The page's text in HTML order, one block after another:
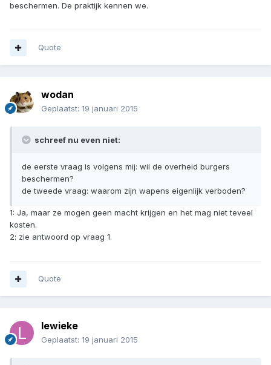
beschermen. De praktijk kennen we.
Quote
wodan
Geplaatst: 19 januari 2015
schreef nu even niet:
de eerste vraag is volgens mij: wil de overheid burgers
beschermen?
de tweede vraag: waarom zijn wapens eigenlijk verboden?
1: Ja, maar ze mogen geen macht krijgen en het mag niet teveel
kosten.
2: zie antwoord op vraag 1.
Quote
lewieke
Geplaatst: 19 januari 2015